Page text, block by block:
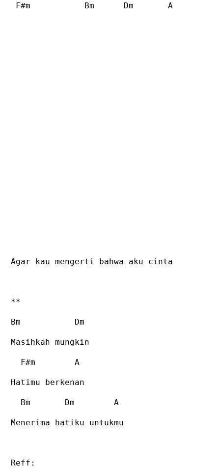
F#m Bm Dm A
Agar kau mengerti bahwa aku cinta
**
Bm Dm
Masihkah mungkin
F#m A
Hatimu berkenan
Bm Dm A
Menerima hatiku untukmu
Reff: